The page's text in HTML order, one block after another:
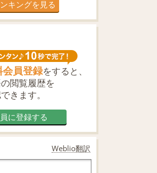
キングを見る
会員登録をすると、
閲覧履歴を
きます。
に登録する
Weblio翻訳